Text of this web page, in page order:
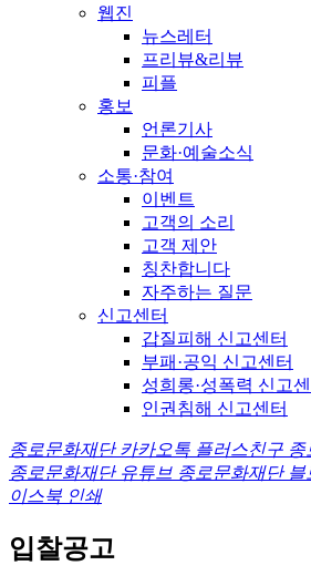
웹진
뉴스레터
프리뷰&리뷰
피플
홍보
언론기사
문화·예술소식
소통·참여
이벤트
고객의 소리
고객 제안
칭찬합니다
자주하는 질문
신고센터
갑질피해 신고센터
부패·공익 신고센터
성희롱·성폭력 신고
인권침해 신고센터
종로문화재단 카카오톡 플러스친구 종
종로문화재단 유튜브 종로문화재단 블
이스북 인쇄
입찰공고